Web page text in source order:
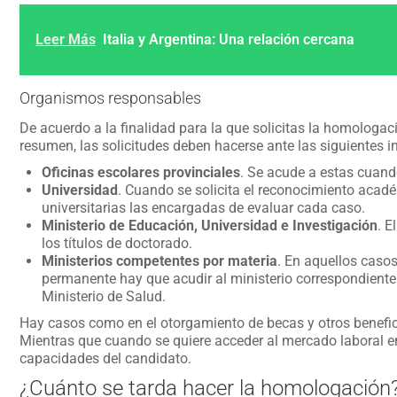
Leer Más Italia y Argentina: Una relación cercana
Organismos responsables
De acuerdo a la finalidad para la que solicitas la
resumen, las solicitudes deben hacerse ante las siguientes
Oficinas escolares provinciales. Se acude a estas
Universidad. Cuando se solicita el reconocimiento
universitarias las encargadas de evaluar cada caso.
Ministerio de Educación, Universidad e Investigación.
los títulos de doctorado.
Ministerios competentes por materia. En aquellos
permanente hay que acudir al ministerio
Ministerio de Salud.
Hay casos como en el otorgamiento de becas y otros
Mientras que cuando se quiere acceder al mercado laboral
capacidades del candidato.
¿Cuánto se tarda hacer la